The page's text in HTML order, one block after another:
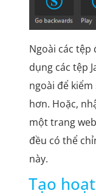
Ngoài các
dụng các tệp
ngoài để
hơn. Hoặc,
một trang
đều có thể
này.
Tạo